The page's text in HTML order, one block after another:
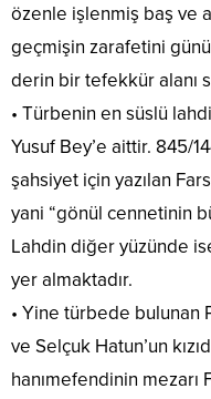
özenle işlenmiş baş ve
geçmişin zarafetini
derin bir tefekkür alanı
• Türbenin en süslü
Yusuf Bey’e aittir. 845/
şahsiyet için yazılan
yani “gönül cennetinin
Lahdin diğer yüzünde
yer almaktadır.
• Yine türbede bulunan
ve Selçuk Hatun’un
hanımefendinin